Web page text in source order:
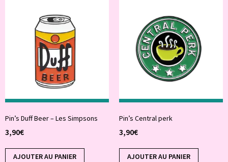
Pin’s Duff Beer – Les Simpsons
3,90€
AJOUTER AU PANIER
Pin’s Central perk
3,90€
AJOUTER AU PANIER